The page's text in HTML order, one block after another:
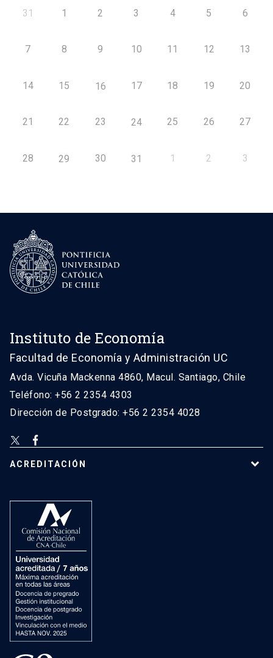
31 1 2 3 4 5 6
7 8 9 10 11 12 13
14 15 16 17 18 19 20
21 22 23 24 25 26 27
28 29 30 31 1 2 3
Instituto de Economía
Facultad de Economía y Administración UC
Avda. Vicuña Mackenna 4860, Macul. Santiago, Chile
Teléfono: +56 2 2354 4303
Dirección de Postgrado: +56 2 2354 4028
ACREDITACIÓN